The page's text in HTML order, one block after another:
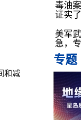
和减
毒油
证实
美军
急，
专题